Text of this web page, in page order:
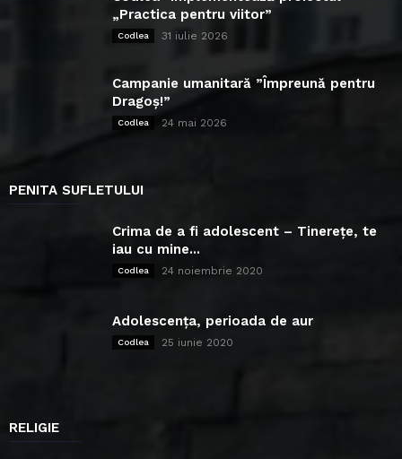
„Practica pentru viitor”
Codlea 31 iulie 2026
Campanie umanitară ”Împreună pentru
Dragoș!”
Codlea 24 mai 2026
PENITA SUFLETULUI
Crima de a fi adolescent – Tinerețe, te
iau cu mine...
Codlea 24 noiembrie 2020
Adolescența, perioada de aur
Codlea 25 iunie 2020
RELIGIE